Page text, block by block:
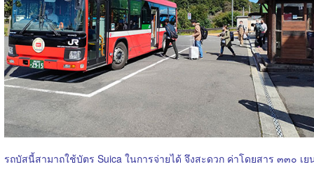
รถบัสนี้สามาถใช้บัตร Suica ในการจ่ายได้ จึงสะดวก ค่าโดยสาร ๓๓๐ เย